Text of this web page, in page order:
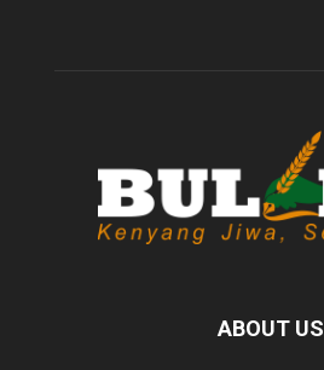
ABOUT US